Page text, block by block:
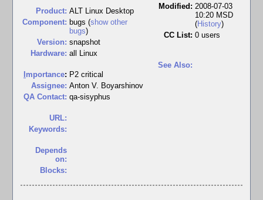
Product: ALT Linux Desktop
Component: bugs (show other
bugs)
Version: snapshot
Hardware: all Linux
mportance: P2 critical
Assignee: Anton V. Boyarshinov
QA Contact: qa-sisyphus
URL:
Keywords:
Depends
on:
Blocks:
Modified: 2008-07-03
10:20 MSD
(History)
CC List: 0 users
See Also: